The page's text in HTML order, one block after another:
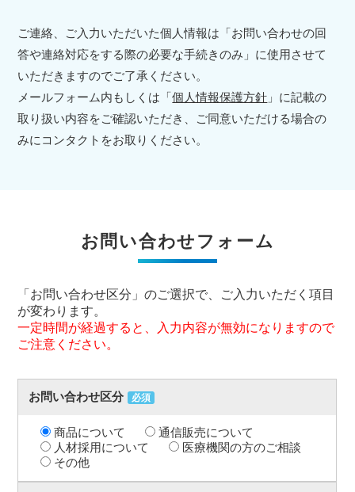
ご連絡、ご入力いただいた個人情報は「お問い合わせの回
答や連絡対応をする際の必要な手続きのみ」に使用させて
いただきますのでご了承ください。
メールフォーム内もしくは「個人情報保護方針 」に記載の
取り扱い内容をご確認いただき、ご同意いただける場合の
みにコンタクトをお取りください。
お問い合わせフォーム
「お問い合わせ区分」のご選択で、ご入力いただく項目
が変わります。
一定時間が経過すると、入力内容が無効になりますので
ご注意ください。
お問い合わせ区分 必須
商品について
通信販売について
人材採用について
医療機関の方のご相談
その他